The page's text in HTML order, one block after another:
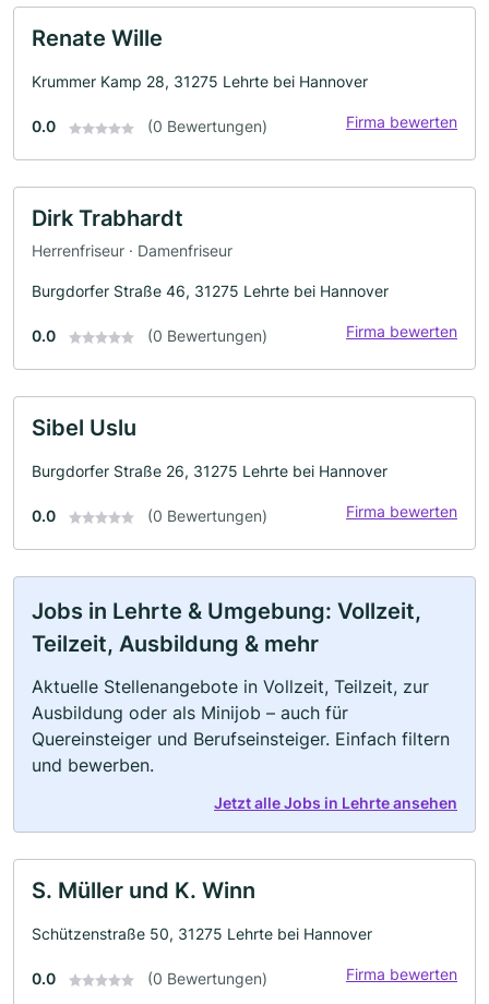
Renate Wille
Krummer Kamp 28, 31275 Lehrte bei Hannover
0.0 (0 Bewertungen) Firma bewerten
Dirk Trabhardt
Herrenfriseur · Damenfriseur
Burgdorfer Straße 46, 31275 Lehrte bei Hannover
0.0 (0 Bewertungen) Firma bewerten
Sibel Uslu
Burgdorfer Straße 26, 31275 Lehrte bei Hannover
0.0 (0 Bewertungen) Firma bewerten
Jobs in Lehrte & Umgebung: Vollzeit,
Teilzeit, Ausbildung & mehr
Aktuelle Stellenangebote in Vollzeit, Teilzeit, zur
Ausbildung oder als Minijob – auch für
Quereinsteiger und Berufseinsteiger. Einfach filtern
und bewerben.
Jetzt alle Jobs in Lehrte ansehen
S. Müller und K. Winn
Schützenstraße 50, 31275 Lehrte bei Hannover
0.0 (0 Bewertungen) Firma bewerten